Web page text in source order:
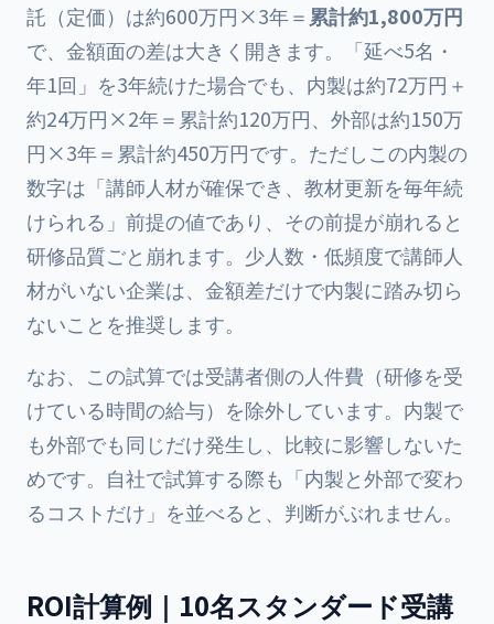
託（定価）は約600万円×3年＝ 累計約1,800万円
で、金額面の差は大きく開きます。「延べ5名・
年1回」を3年続けた場合でも、内製は約72万円＋
約24万円×2年＝累計約120万円、外部は約150万
円×3年＝累計約450万円です。ただしこの内製の
数字は「講師人材が確保でき、教材更新を毎年続
けられる」前提の値であり、その前提が崩れると
研修品質ごと崩れます。少人数・低頻度で講師人
材がいない企業は、金額差だけで内製に踏み切ら
ないことを推奨します。
なお、この試算では受講者側の人件費（研修を受
けている時間の給与）を除外しています。内製で
も外部でも同じだけ発生し、比較に影響しないた
めです。自社で試算する際も「内製と外部で変わ
るコストだけ」を並べると、判断がぶれません。
ROI計算例｜10名スタンダード受講